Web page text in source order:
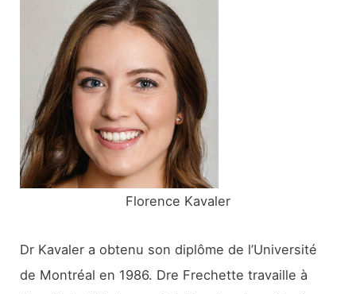
:
Florence Kavaler
Dr Kavaler a obtenu son diplôme de l’Université
de Montréal en 1986. Dre Frechette travaille à